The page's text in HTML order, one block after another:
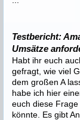
Testbericht:
Umsätze
Habt ihr euch
gefragt, wie viel
dem großen A
habe ich hier
euch diese
könnte. Es gibt